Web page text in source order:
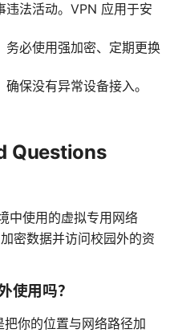
违法活动。VPN 应用于安
务必使用强加密、定期更换
保没有异常设备接入。
Questions
中使用的虚拟专用网络
密数据并访问校园外的资
使用吗？
你的位置与网络路径加